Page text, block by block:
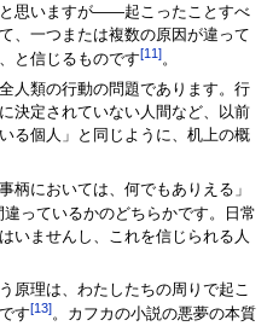
思いますが――起こったことすべ
、一つまたは複数の原因が違って
と信じるものです[11]。
人類の行動の問題であります。行
決定されていない人間など、以前
る個人」と同じように、机上の概
においては、何でもありえる」
っているかのどちらかです。日常
いませんし、これを信じられる人
原理は、わたしたちの周りで起こ
す[13]。カフカの小説の悪夢の本質